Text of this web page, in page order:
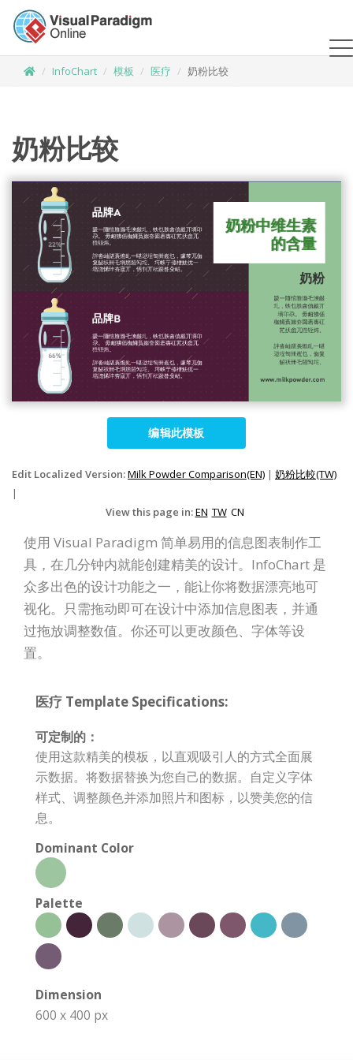
InfoChart 模板 医疗 奶粉比较
奶粉比较
编辑此模板
Edit Localized Version:Milk Powder Comparison(EN) | 奶粉比較(TW)
|
View this page in:EN TW CN
使用 Visual Paradigm 简单易用的信息图表制作工
具，在几分钟内就能创建精美的设计。InfoChart 是
众多出色的设计功能之一，能让你将数据漂亮地可
视化。只需拖动即可在设计中添加信息图表，并通
过拖放调整数值。你还可以更改颜色、字体等设
置。
医疗 Template Specifications:
可定制的：
使用这款精美的模板，以直观吸引人的方式全面展
示数据。将数据替换为您自己的数据。自定义字体
样式、调整颜色并添加照片和图标，以赞美您的信
息。
Dominant Color
Palette
Dimension
600 x 400 px